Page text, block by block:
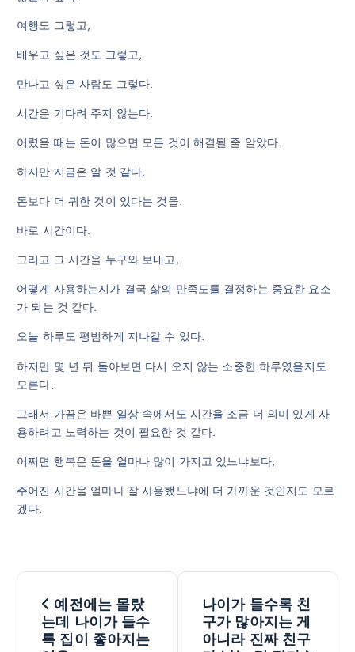
여행도 그렇고,
배우고 싶은 것도 그렇고,
만나고 싶은 사람도 그렇다.
시간은 기다려 주지 않는다.
어렸을 때는 돈이 많으면 모든 것이 해결될 줄 알았다.
하지만 지금은 알 것 같다.
돈보다 더 귀한 것이 있다는 것을.
바로 시간이다.
그리고 그 시간을 누구와 보내고,
어떻게 사용하는지가 결국 삶의 만족도를 결정하는 중요한 요소
가 되는 것 같다.
오늘 하루도 평범하게 지나갈 수 있다.
하지만 몇 년 뒤 돌아보면 다시 오지 않는 소중한 하루였을지도
모른다.
그래서 가끔은 바쁜 일상 속에서도 시간을 조금 더 의미 있게 사
용하려고 노력하는 것이 필요한 것 같다.
어쩌면 행복은 돈을 얼마나 많이 가지고 있느냐보다,
주어진 시간을 얼마나 잘 사용했느냐에 더 가까운 것인지도 모르
겠다.
글
탐
예전에는 몰랐
는데 나이가 들수
록 집이 좋아지는
나이가 들수록 친
구가 많아지는 게
아니라 진짜 친구